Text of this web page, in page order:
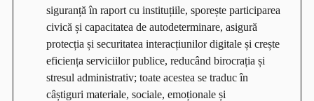
siguranță în raport cu instituțiile, sporește participarea
civică și capacitatea de autodeterminare, asigură
protecția și securitatea interacțiunilor digitale și crește
eficiența serviciilor publice, reducând birocrația și
stresul administrativ; toate acestea se traduc în
câștiguri materiale, sociale, emoționale și